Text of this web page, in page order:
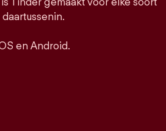
en Android.